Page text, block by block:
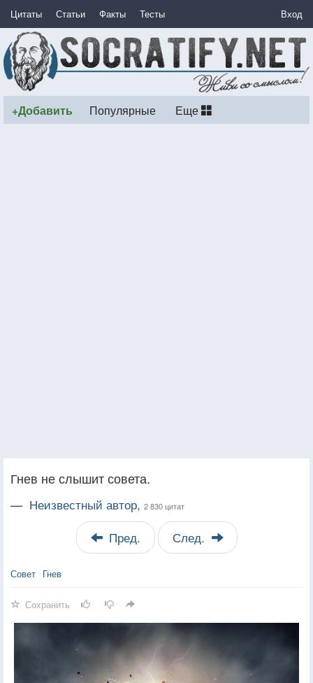
Цитаты Статьи Факты Тесты Вход
+Добавить Популярные Еще
Гнев не слышит совета.
— Неизвестный автор, 2 830 цитат
Пред. След.
Совет Гнев
Сохранить